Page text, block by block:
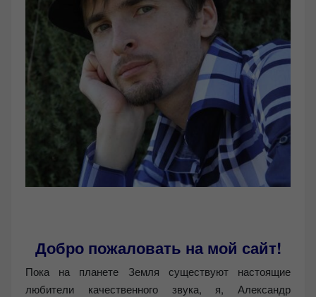
Добро пожаловать на мой сайт!
Пока на планете Земля существуют настоящие
любители качественного звука, я, Александр